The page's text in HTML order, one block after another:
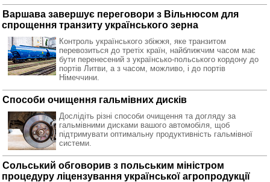
Варшава завершує переговори з Вільнюсом для
спрощення транзиту українського зерна
Контроль українського збіжжя, яке транзитом
перевозиться до третіх країн, найближчим часом має
бути перенесений з українсько-польського кордону до
портів Литви, а з часом, можливо, і до портів
Німеччини.
Способи очищення гальмівних дисків
Дослідіть різні способи очищення та догляду за
гальмівними дисками вашого автомобіля, щоб
підтримувати оптимальну продуктивність гальмівної
системи.
Сольський обговорив з польським міністром
процедуру ліцензування української агропродукції